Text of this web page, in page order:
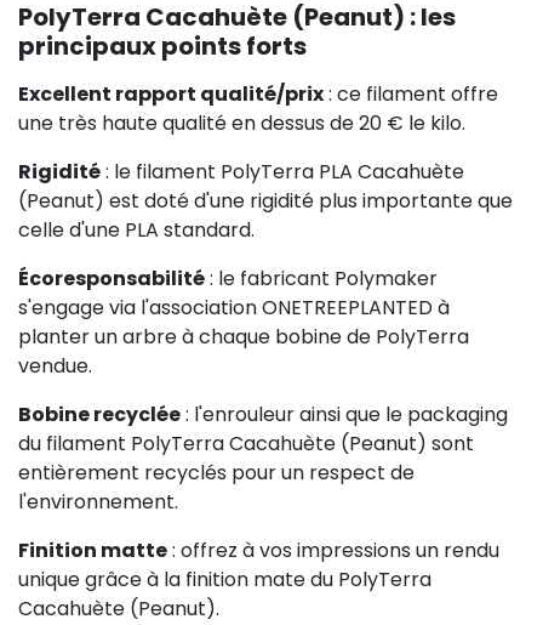
PolyTerra Cacahuète (Peanut) : les
principaux points forts
Excellent rapport qualité/prix: ce filament offre
une très haute qualité en dessus de 20 € le kilo.
Rigidité: le filament PolyTerra PLA Cacahuète
(Peanut) est doté d'une rigidité plus importante que
celle d'une PLA standard.
Écoresponsabilité: le fabricant Polymaker
s'engage via l'association ONETREEPLANTED à
planter un arbre à chaque bobine de PolyTerra
vendue.
Bobine recyclée: l'enrouleur ainsi que le packaging
du filament PolyTerra Cacahuète (Peanut) sont
entièrement recyclés pour un respect de
l'environnement.
Finition matte: offrez à vos impressions un rendu
unique grâce à la finition mate du PolyTerra
Cacahuète (Peanut).